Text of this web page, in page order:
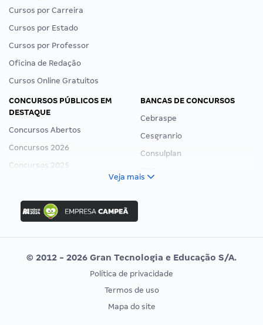
Cursos por Carreira
Cursos por Estado
Cursos por Professor
Oficina de Redação
Cursos Online Gratuitos
CONCURSOS PÚBLICOS EM
DESTAQUE
Concursos Abertos
Concursos 2026
Concursos 2025
Concurso Ibama
Concurso MPU
Editais publicados
BANCAS DE CONCURSOS
Cebraspe
Cesgranrio
Consulplan
Vunesp
CONCURSOS POR PROFISSÃO
EXAME DE ORDEM
Veja mais
© 2012 - 2026 Gran Tecnologia e Educação S/A.
Política de privacidade
Termos de uso
Mapa do site